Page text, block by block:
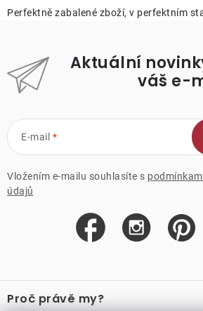
Perfektně zabalené zboží, v perfektním
Aktuální
váš e-
E-mail
Vložením e-mailu souhlasíte s
údajů
á
pProč právě my?